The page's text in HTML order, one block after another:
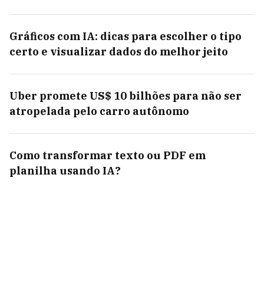
Gráficos com IA: dicas para escolher o tipo
certo e visualizar dados do melhor jeito
Uber promete US$ 10 bilhões para não ser
atropelada pelo carro autônomo
Como transformar texto ou PDF em
planilha usando IA?